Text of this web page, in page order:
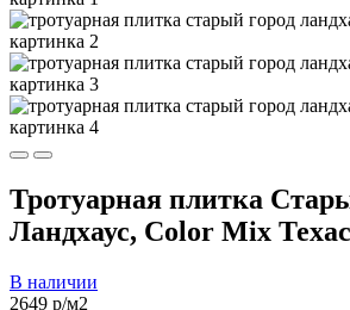
Тротуарная плитка
Ландхаус, Color Mix
В наличии
2649 р/м2